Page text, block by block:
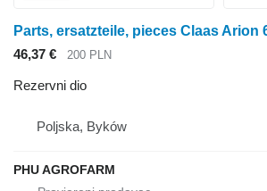
46,37 € 200 PLN
Rezervni dio
Poljska, Byków
PHU AGROFARM